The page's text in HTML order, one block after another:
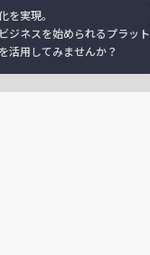
を実現。
ジネスを始められるプラット
活用してみませんか？